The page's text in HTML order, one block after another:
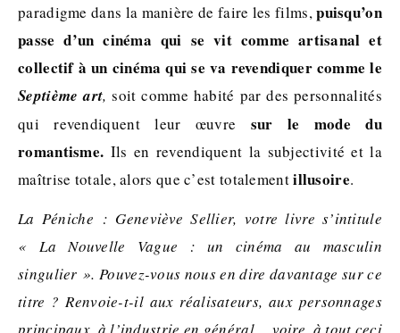
paradigme dans la manière de faire les films,puisqu’on
passe d’un cinéma qui se vit comme artisanal et
collectif à un cinéma qui se va revendiquer comme le
Septième art, soit comme habité par des personnalités
qui revendiquent leur œuvre sur le mode du
romantisme. Ils en revendiquent la subjectivité et la
maîtrise totale, alors que c’est totalementillusoire.
La Péniche : Geneviève Sellier, votre livre s’intitule
« La Nouvelle Vague : un cinéma au masculin
singulier ». Pouvez-vous nous en dire davantage sur ce
titre ? Renvoie-t-il aux réalisateurs, aux personnages